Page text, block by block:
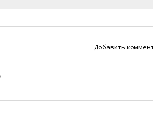
Добавить